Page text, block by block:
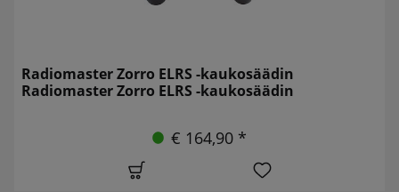
Radiomaster Zorro ELRS -kaukosäädin
Radiomaster Zorro ELRS -kaukosäädin
€ 164,90 *